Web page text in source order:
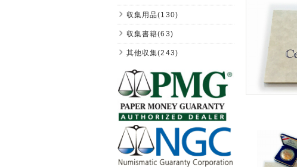
収集用品(130)
収集書籍(63)
其他収集(243)